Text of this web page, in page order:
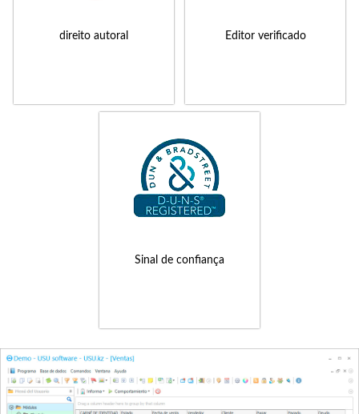
direito autoral Editor verificado
Sinal de confiança